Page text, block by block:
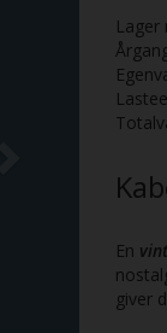
Lager
En
giver